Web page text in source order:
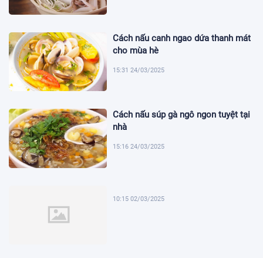
Cách nấu canh ngao dứa thanh mát
cho mùa hè
15:31 24/03/2025
Cách nấu súp gà ngô ngon tuyệt tại
nhà
15:16 24/03/2025
10:15 02/03/2025